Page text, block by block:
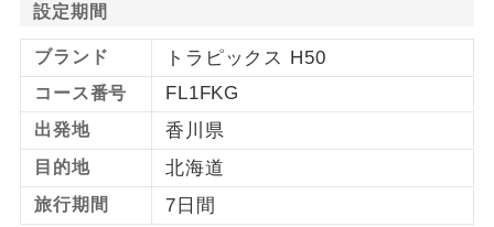
設定期間
ブランド トラピックス H50
コース番号 FL1FKG
出発地 香川県
目的地 北海道
旅行期間 7日間
1名様1室同代
金
コースです。
ご夫婦限定
ご夫婦限定でご参加いただけるコースで
す。
女性限定
女性限定でご参加いただけるコースで
す。